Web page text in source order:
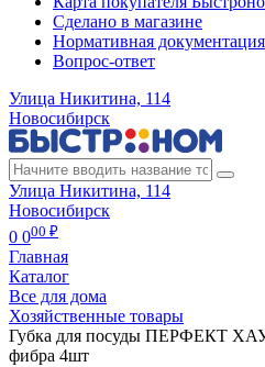
Сделано в магазине
Нормативная документация
Вопрос-ответ
Улица Никитина, 114
Новосибирск
Улица Никитина, 114
Новосибирск
0 000 ₽
Главная
Каталог
Все для дома
Хозяйственные товары
Губка для посуды ПЕРФЕКТ
фибра 4шт